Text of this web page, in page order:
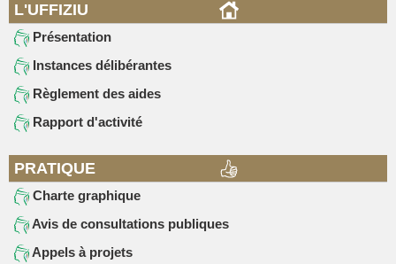
L'UFFIZIU
Présentation
Instances délibérantes
Règlement des aides
Rapport d'activité
PRATIQUE
Charte graphique
Avis de consultations publiques
Appels à projets